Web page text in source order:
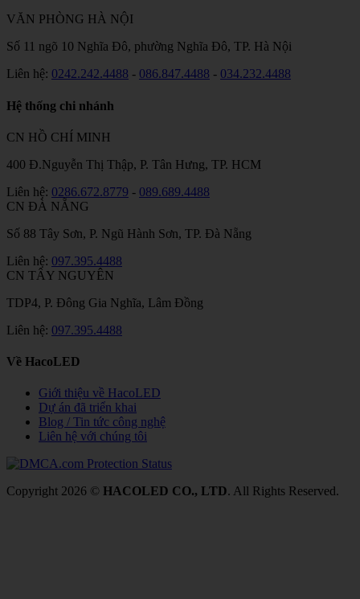
VĂN PHÒNG HÀ NỘI
Số 11 ngõ 10 Nghĩa Đô, phường Nghĩa Đô, TP. Hà Nội
Liên hệ: 0242.242.4488 - 086.847.4488 - 034.232.4488
Hệ thống chi nhánh
CN HỒ CHÍ MINH
400 Đ.Nguyễn Thị Thập, P. Tân Hưng, TP. HCM
Liên hệ: 0286.672.8779 - 089.689.4488
CN ĐÀ NẴNG
Số 88 Tây Sơn, P. Ngũ Hành Sơn, TP. Đà Nẵng
Liên hệ: 097.395.4488
CN TÂY NGUYÊN
TDP4, P. Đông Gia Nghĩa, Lâm Đồng
Liên hệ: 097.395.4488
Về HacoLED
Giới thiệu về HacoLED
Dự án đã triển khai
Blog / Tin tức công nghệ
Liên hệ với chúng tôi
Copyright 2026 © HACOLED CO., LTD. All Rights Reserved.